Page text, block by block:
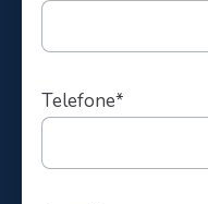
Telefone*